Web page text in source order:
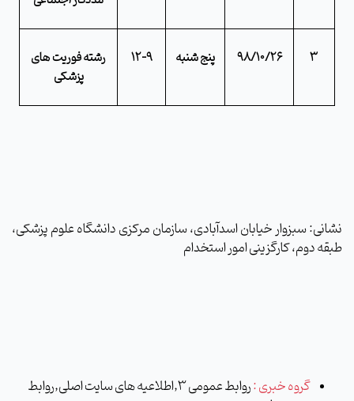
3
98/10/26 پنج شنبه 12-9
رشته فوریت های
پزشکی
نشانی: سبزوار خیابان اسدآبادی، سازمان مرکزی دانشگاه علوم پزشکی،
طبقه دوم، کارگزینی امور استخدام
گروه خبری :
روابط عمومی 3,اطلاعیه های سایت اصلی,روابط